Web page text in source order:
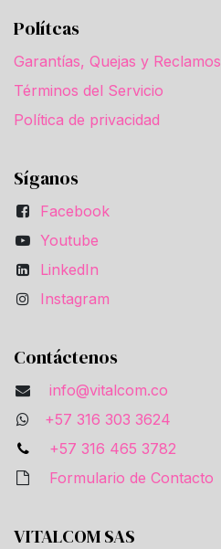
Polítcas
Garantías, Quejas y Reclamos
Términos del Servicio
Política de privacidad
Síganos
Facebook
Youtube
LinkedIn
Instagram
Contáctenos
info@vitalcom.co
+57 316 303 3624
+57 316 465 3782
Formulario de Contacto
VITALCOM SAS